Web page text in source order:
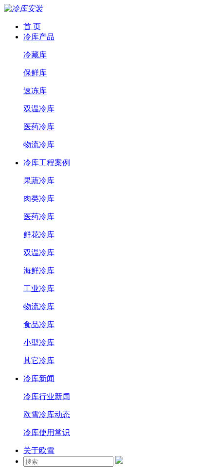
首 页
冷库产品
冷藏库
保鲜库
速冻库
双温冷库
医药冷库
物流冷库
冷库工程案例
果蔬冷库
肉类冷库
医药冷库
鲜花冷库
双温冷库
海鲜冷库
工业冷库
物流冷库
食品冷库
小型冷库
其它冷库
冷库新闻
冷库行业新闻
欧雪冷库动态
冷库使用常识
关于欧雪